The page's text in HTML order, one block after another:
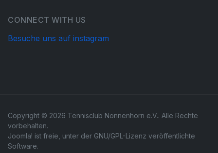
CONNECT WITH US
Besuche uns auf instagram
Copyright © 2026 Tennisclub Nonnenhorn e.V.. Alle Rechte
vorbehalten.
Joomla! ist freie, unter der GNU/GPL-Lizenz veröffentlichte
Software.